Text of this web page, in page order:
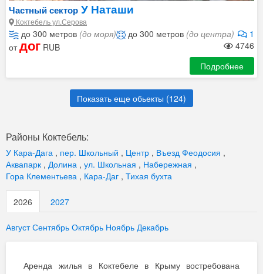
Частный сектор У Наташи
Коктебель ул.Серова
до 300 метров (до моря) 1
до 300 метров (до центра)
4746
отдог RUB
Подробнее
Показать еще обьекты (124)
Районы Коктебель:
У Кара-Дага , пер. Школьный , Центр , Въезд Феодосия ,
Аквапарк , Долина , ул. Школьная , Набережная ,
Гора Клементьева , Кара-Даг , Тихая бухта
2026 2027
Август Сентябрь Октябрь Ноябрь Декабрь
Аренда жилья в Коктебеле в Крыму востребована